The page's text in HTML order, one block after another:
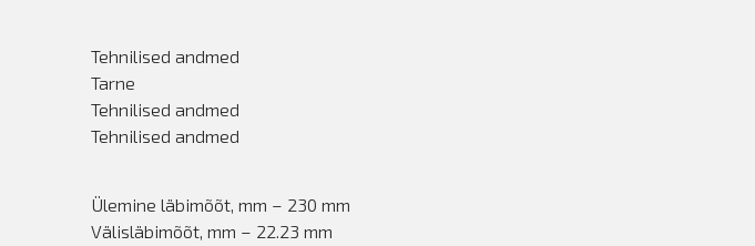
Tehnilised andmed
Tarne
Tehnilised andmed
Tehnilised andmed
Ülemine läbimõõt, mm – 230 mm
Välisläbimõõt, mm – 22.23 mm